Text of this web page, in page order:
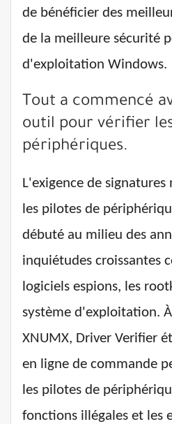
de bénéficier des
de la meilleure sécurité
d'exploitation Windows.
Tout a commencé
outil pour vérifier
périphériques.
L'exigence de
les pilotes de
débuté au milieu des
inquiétudes croissantes
logiciels espions, les
système d'exploitation.
XNUMX, Driver Verifier
en ligne de commande
les pilotes de
fonctions illégales et les